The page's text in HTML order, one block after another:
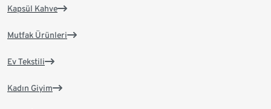
Kapsül Kahve
Mutfak Ürünleri
Ev Tekstili
Kadın Giyim